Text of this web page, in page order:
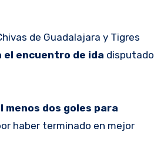
el encuentro de ida disputado
menos dos goles para
haber terminado en mejor